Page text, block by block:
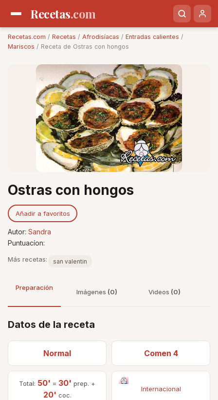
Recetas.com
Recetas.com / Recetas / Afrodisíacas / Entradas calientes /
Mariscos / Receta de Ostras con hongos
Ostras con hongos
Añadir a favoritos
Autor: Sandra
Puntuacíon:
Más recetas: san valentin
Preparación
Imágenes (0) Videos (0)
Datos de la receta
Normal Comen 4
Total: 50' = 30' prep. +
20' coc.
Internacional